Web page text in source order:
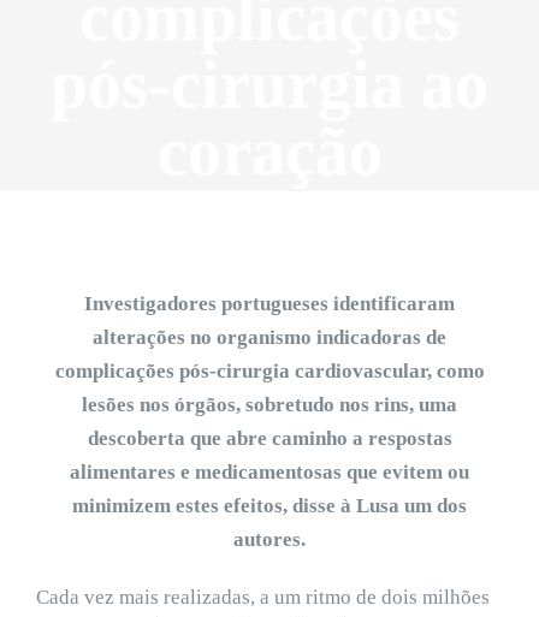
Investigadores portugueses identificaram
alterações no organismo indicadoras de
complicações pós-cirurgia cardiovascular, como
lesões nos órgãos, sobretudo nos rins, uma
descoberta que abre caminho a respostas
alimentares e medicamentosas que evitem ou
minimizem estes efeitos, disse à Lusa um dos
autores.
Cada vez mais realizadas, a um ritmo de dois milhões